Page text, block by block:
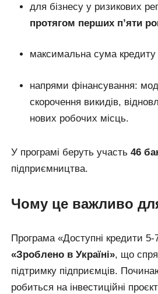
для бізнесу у ризикових
протягом перших п’яти
максимальна сума
напрями фінансування:
скорочення викидів,
нових робочих місць.
У програмі беруть участь 46
підприємництва.
Чому це важливо
Програма «Доступні кредити
«Зроблено в Україні», що
підтримку підприємців.
робиться на інвестиційні